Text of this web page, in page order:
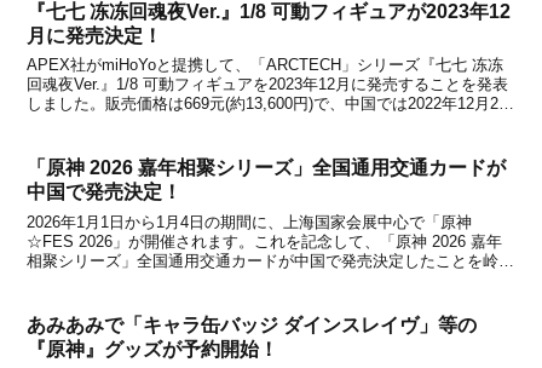
『七七 冻冻回魂夜Ver.』1/8 可動フィギュアが2023年12
月に発売決定！
APEX社がmiHoYoと提携して、「ARCTECH」シリーズ『七七 冻冻
回魂夜Ver.』1/8 可動フィギュアを2023年12月に発売することを発表
しました。販売価格は669元(約13,600円)で、中国では2022年12月20
「原神 2026 嘉年相聚シリーズ」全国通用交通カードが
中国で発売決定！
2026年1月1日から1月4日の期間に、上海国家会展中心で「原神
☆FES 2026」が開催されます。これを記念して、「原神 2026 嘉年
相聚シリーズ」全国通用交通カードが中国で発売決定したことを岭南
あみあみで「キャラ缶バッジ ダインスレイヴ」等の
『原神』グッズが予約開始！